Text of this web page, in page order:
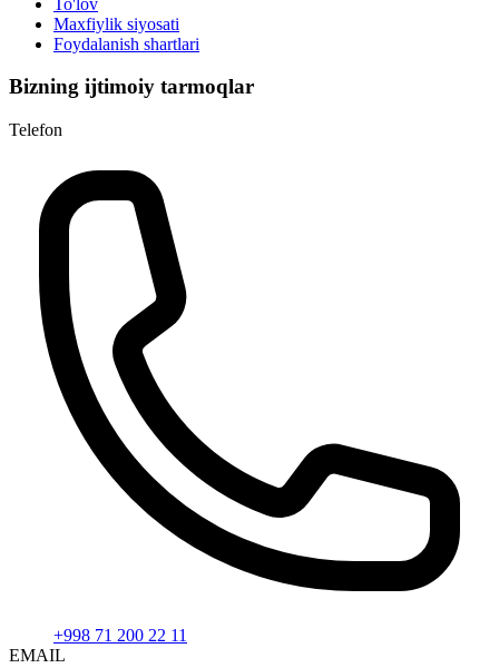
Maxfiylik siyosati
Foydalanish shartlari
Bizning ijtimoiy tarmoqlar
Telefon
+998 71 200 22 11
EMAIL